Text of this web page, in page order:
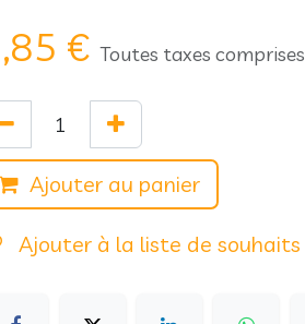
€ Toutes taxes comprises
Ajouter au panier
Ajouter à la liste de souhaits